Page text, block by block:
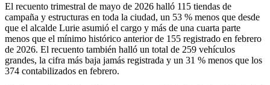
El recuento trimestral de mayo de 2026 halló 115 tiendas de
campaña y estructuras en toda la ciudad, un 53 % menos que desde
que el alcalde Lurie asumió el cargo y más de una cuarta parte
menos que el mínimo histórico anterior de 155 registrado en febrero
de 2026. El recuento también halló un total de 259 vehículos
grandes, la cifra más baja jamás registrada y un 31 % menos que los
374 contabilizados en febrero.